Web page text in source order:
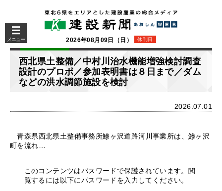
メニュー 2026年08月09日（日） 休刊日
西北県土整備／中村川治水機能増強検討調査
設計のプロポ／参加表明書は８日まで／ダム
などの洪水調節施設を検討
2026.07.01
青森県西北県土整備事務所鯵ヶ沢道路河川事業所は、鯵ヶ沢
町を流れ…
このコンテンツはパスワードで保護されています。閲
覧するには以下にパスワードを入力してください。